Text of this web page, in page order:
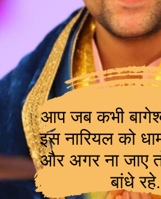
आप जब कभी
इस नारियल को
और अगर ना जाए
बांधे रहे.